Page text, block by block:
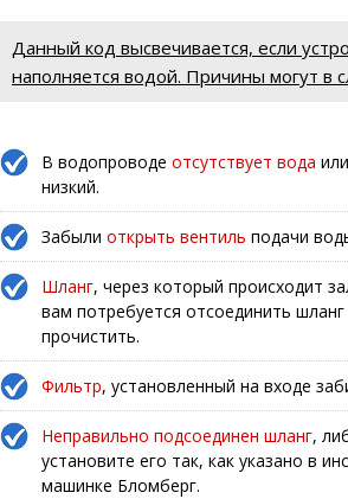
Данный код высвечивается, если
наполняется водой. Причины могут в
В водопроводе отсутствует вода
низкий.
Забыли открыть вентиль подачи
Шланг, через который происходит
вам потребуется отсоединить
прочистить.
Фильтр, установленный на входе
Неправильно подсоединен шланг,
установите его так, как указано в
машинке Бломберг.